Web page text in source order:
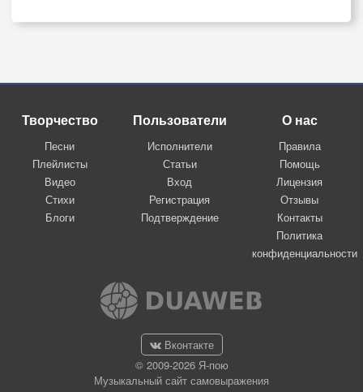
Творчество
Песни
Плейлисты
Видео
Стихи
Блоги
Пользователи
Исполнители
Статьи
Вход
Регистрация
Подтверждение
О нас
Правила
Помощь
Лицензия
Отзывы
Контакты
Политика
конфиденциальности
Вконтакте
© 2009-2026 Я-пою
Музыкальный сайт самовыражения